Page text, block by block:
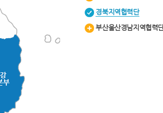
경북지역협력단
부산울산경남지역협력